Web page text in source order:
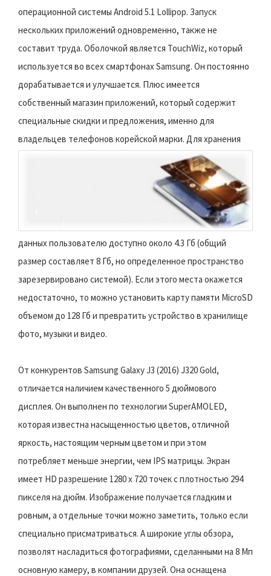
операционной системы Android 5.1 Lollipop. Запуск
нескольких приложений одновременно, также не
составит труда. Оболочкой является TouchWiz, который
используется во всех смартфонах Samsung. Он постоянно
дорабатывается и улучшается. Плюс имеется
собственный магазин приложений, который содержит
специальные скидки и предложения, именно для
владельцев телефонов корейской марки. Для хранения
данных пользователю доступно около 4.3 Гб (общий
размер составляет 8 Гб, но определенное пространство
зарезервировано системой). Если этого места окажется
недостаточно, то можно установить карту памяти MicroSD
объемом до 128 Гб и превратить устройство в хранилище
фото, музыки и видео.
От конкурентов Samsung Galaxy J3 (2016) J320 Gold,
отличается наличием качественного 5 дюймового
дисплея. Он выполнен по технологии SuperAMOLED,
которая известна насыщенностью цветов, отличной
яркость, настоящим черным цветом и при этом
потребляет меньше энергии, чем IPS матрицы. Экран
имеет HD разрешение 1280 х 720 точек с плотностью 294
пикселя на дюйм. Изображение получается гладким и
ровным, а отдельные точки можно заметить, только если
специально присматриваться. А широкие углы обзора,
позволят насладиться фотографиями, сделанными на 8 Мп
основную камеру, в компании друзей. Она оснащена